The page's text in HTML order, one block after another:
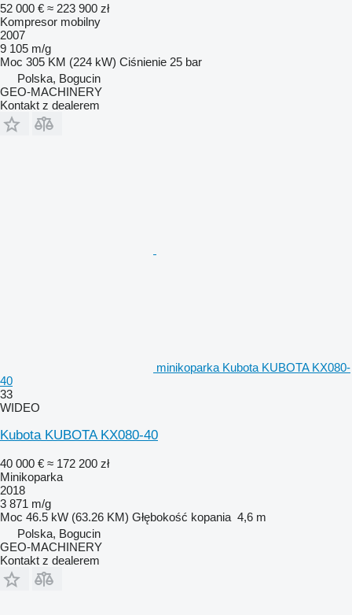
52 000 € ≈ 223 900 zł
Kompresor mobilny
2007
9 105 m/g
Moc 305 KM (224 kW) Ciśnienie 25 bar
Polska, Bogucin
GEO-MACHINERY
Kontakt z dealerem
minikoparka Kubota KUBOTA KX080-
40
33
WIDEO
Kubota KUBOTA KX080-40
40 000 € ≈ 172 200 zł
Minikoparka
2018
3 871 m/g
Moc 46.5 kW (63.26 KM) Głębokość kopania 4,6 m
Polska, Bogucin
GEO-MACHINERY
Kontakt z dealerem